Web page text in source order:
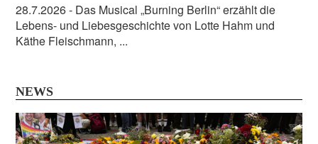
28.7.2026- Das Musical „Burning Berlin“ erzählt die
Lebens- und Liebesgeschichte von Lotte Hahm und
Käthe Fleischmann, ...
NEWS